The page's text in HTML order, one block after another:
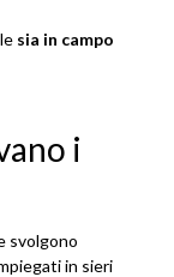
sia in campo
i
svolgono
in sieri